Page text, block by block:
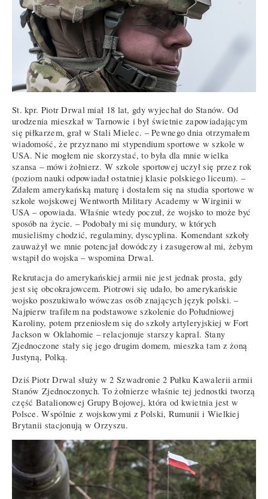
St. kpr. Piotr Drwal miał 18 lat, gdy wyjechał do Stanów. Od
urodzenia mieszkał w Tarnowie i był świetnie zapowiadającym
się piłkarzem, grał w Stali Mielec. – Pewnego dnia otrzymałem
wiadomość, że przyznano mi stypendium sportowe w szkole w
USA. Nie mogłem nie skorzystać, to była dla mnie wielka
szansa – mówi żołnierz. W szkole sportowej uczył się przez rok
(poziom nauki odpowiadał ostatniej klasie polskiego liceum). –
Zdałem amerykańską maturę i dostałem się na studia sportowe w
szkole wojskowej Wentworth Military Academy w Wirginii w
USA – opowiada. Właśnie wtedy poczuł, że wojsko to może być
sposób na życie. – Podobały mi się mundury, w których
musieliśmy chodzić, regulaminy, dyscyplina. Komendant szkoły
zauważył we mnie potencjał dowódczy i zasugerował mi, żebym
wstąpił do wojska – wspomina Drwal.
Rekrutacja do amerykańskiej armii nie jest jednak prosta, gdy
jest się obcokrajowcem. Piotrowi się udało, bo amerykańskie
wojsko poszukiwało wówczas osób znających język polski. –
Najpierw trafiłem na podstawowe szkolenie do Południowej
Karoliny, potem przeniosłem się do szkoły artyleryjskiej w Fort
Jackson w Oklahomie – relacjonuje starszy kapral. Stany
Zjednoczone stały się jego drugim domem, mieszka tam z żoną
Justyną, Polką.
Dziś Piotr Drwal służy w 2 Szwadronie 2 Pułku Kawalerii armii
Stanów Zjednoczonych. To żołnierze właśnie tej jednostki tworzą
część Batalionowej Grupy Bojowej, która od kwietnia jest w
Polsce. Wspólnie z wojskowymi z Polski, Rumunii i Wielkiej
Brytanii stacjonują w Orzyszu.